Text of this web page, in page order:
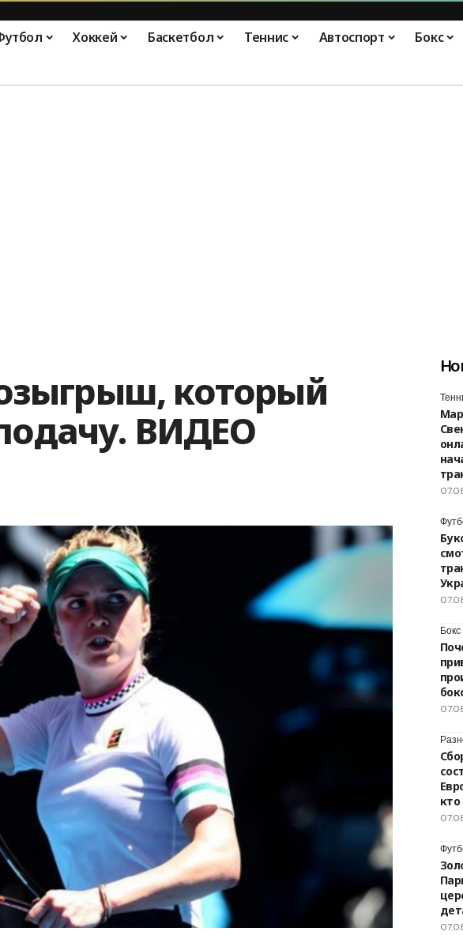
Хоккей Баскетбол Теннис Автоспорт Бокс
который
подачу. ВИДЕО
Бокс